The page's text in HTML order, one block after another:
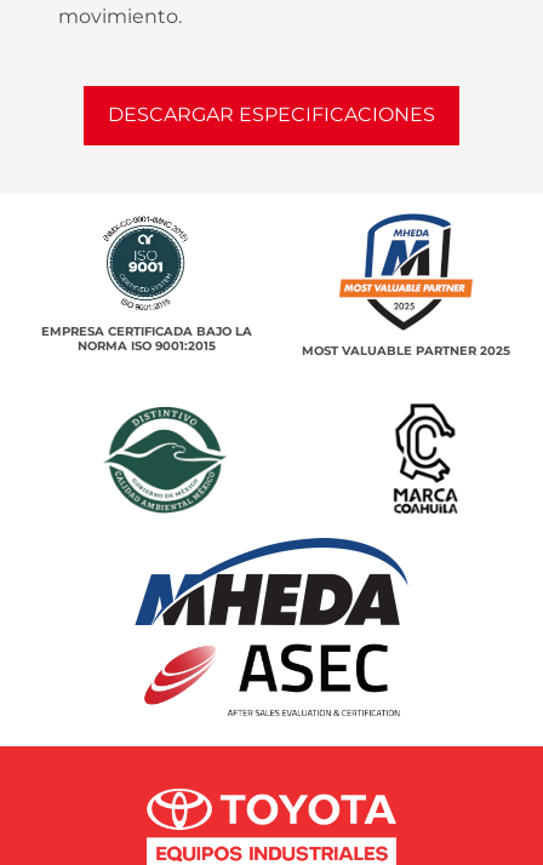
movimiento.
DESCARGAR ESPECIFICACIONES
EMPRESA CERTIFICADA BAJO LA
NORMA ISO 9001:2015
MOST VALUABLE PARTNER 2025